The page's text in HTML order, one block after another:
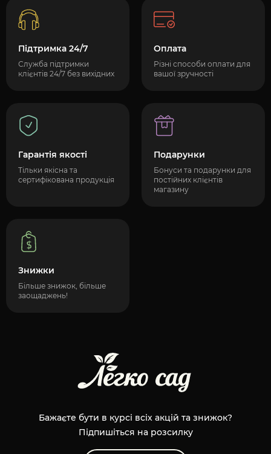
Підтримка 24/7
Служба підтримки
клієнтів 24/7 без вихідних
Оплата
Різні способи оплати для
вашої зручності
Гарантія якості
Тільки якісна та
сертифікована продукція
Подарунки
Бонуси та подарунки для
постійних клієнтів
магазину
Знижки
Більше знижок, більше
заощаджень!
Бажаєте бути в курсі всіх акцій та знижок?
Підпишіться на розсилку